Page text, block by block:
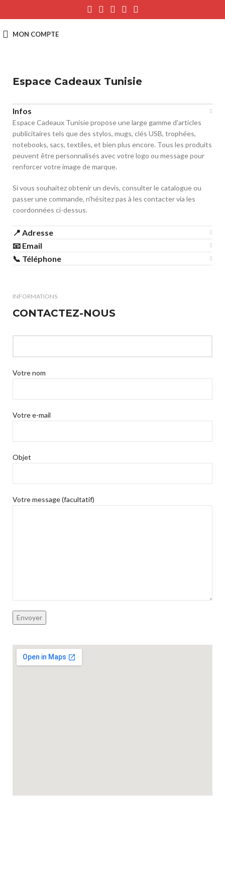
Espace Cadeaux Tunisie
Infos
Espace Cadeaux Tunisie propose une large gamme d'articles
publicitaires tels que des stylos, mugs, clés USB, trophées,
notebooks, sacs, textiles, et bien plus encore. Tous les produits
peuvent être personnalisés avec votre logo ou message pour
renforcer votre image de marque.
Si vous souhaitez obtenir un devis, consulter le catalogue ou
passer une commande, n'hésitez pas à les contacter via les
coordonnées ci-dessus.
📍 Adresse
📧 Email
📞 Téléphone
INFORMATIONS
CONTACTEZ-NOUS
Votre nom
Votre e-mail
Objet
Votre message (facultatif)